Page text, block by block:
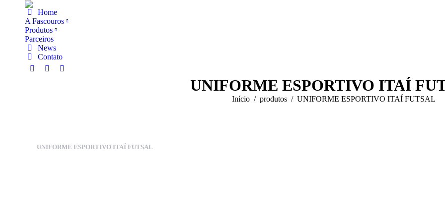
Home
A Fascouros
Produtos
Parceiros
News
Contato
UNIFORME ESPORTIVO ITAÍ
Você está aqui:
Início produtos UNIFORME ESPORTIVO ITAÍ FUTSAL
UNIFORME ESPORTIVO ITAÍ FUTSAL